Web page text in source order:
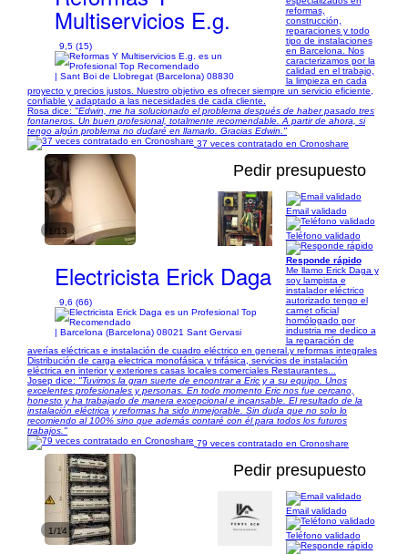
Multiservicios E.g.
9,5 (15)
| Sant Boi de Llobregat (Barcelona) 08830
reformas,
construcción,
reparaciones y todo
tipo de instalaciones
en Barcelona. Nos
caracterizamos por la
calidad en el trabajo,
la limpieza en cada
proyecto y precios justos. Nuestro objetivo es ofrecer siempre un servicio eficiente,
confiable y adaptado a las necesidades de cada cliente.
Rosa dice: "Edwin, me ha solucionado el problema después de haber pasado tres
fontaneros. Un buen profesional, totalmente recomendable. A partir de ahora, si
tengo algún problema no dudaré en llamarlo. Gracias Edwin."
37 veces contratado en Cronoshare
1/13
Pedir presupuesto
Electricista Erick Daga
9,6 (66)
| Barcelona (Barcelona) 08021 Sant Gervasi
Email validado
Teléfono validado
Responde rápido
Me llamo Erick Daga y
soy lampista e
instalador eléctrico
autorizado tengo el
carnet oficial
homólogado por
industria me dedico a
la reparación de
averías eléctricas e instalación de cuadro eléctrico en general.y reformas integrales
Distribución de carga electrica monofásica y trifásica, servicios de instalación
eléctrica en interior y exteriores casas locales comerciales Restaurantes...
Josep dice: "Tuvimos la gran suerte de encontrar a Eric y a su equipo. Unos
excelentes profesionales y personas. En todo momento Eric nos fue cercano,
honesto y ha trabajado de manera excepcional e incansable. El resultado de la
instalación eléctrica y reformas ha sido inmejorable. Sin duda que no solo lo
recomiendo al 100% sino que además contaré con él para todos los futuros
trabajos."
79 veces contratado en Cronoshare
1/14
Pedir presupuesto
Email validado
Teléfono validado